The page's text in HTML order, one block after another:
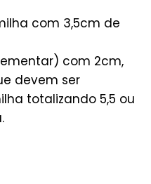
com 3,5cm de
com 2cm,
devem ser
totalizando 5,5 ou